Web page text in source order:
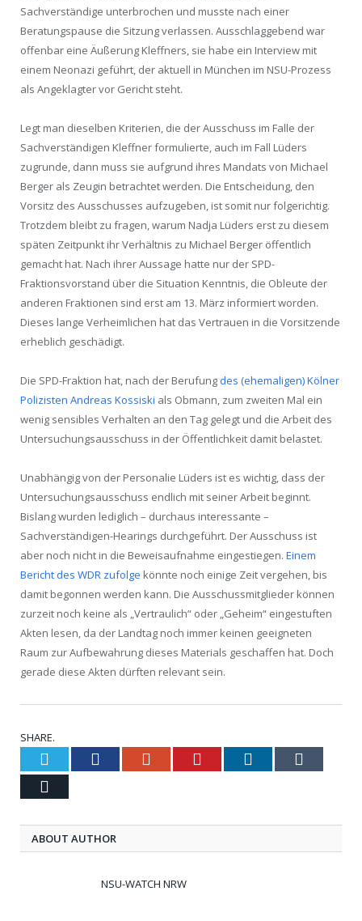
Sachverständige unterbrochen und musste nach einer
Beratungspause die Sitzung verlassen. Ausschlaggebend war
offenbar eine Äußerung Kleffners, sie habe ein Interview mit
einem Neonazi geführt, der aktuell in München im NSU-Prozess
als Angeklagter vor Gericht steht.
Legt man dieselben Kriterien, die der Ausschuss im Falle der
Sachverständigen Kleffner formulierte, auch im Fall Lüders
zugrunde, dann muss sie aufgrund ihres Mandats von Michael
Berger als Zeugin betrachtet werden. Die Entscheidung, den
Vorsitz des Ausschusses aufzugeben, ist somit nur folgerichtig.
Trotzdem bleibt zu fragen, warum Nadja Lüders erst zu diesem
späten Zeitpunkt ihr Verhältnis zu Michael Berger öffentlich
gemacht hat. Nach ihrer Aussage hatte nur der SPD-
Fraktionsvorstand über die Situation Kenntnis, die Obleute der
anderen Fraktionen sind erst am 13. März informiert worden.
Dieses lange Verheimlichen hat das Vertrauen in die Vorsitzende
erheblich geschädigt.
Die SPD-Fraktion hat, nach der Berufungdes (ehemaligen) Kölner
Polizisten Andreas Kossiski als Obmann, zum zweiten Mal ein
wenig sensibles Verhalten an den Tag gelegt und die Arbeit des
Untersuchungsausschuss in der Öffentlichkeit damit belastet.
Unabhängig von der Personalie Lüders ist es wichtig, dass der
Untersuchungsausschuss endlich mit seiner Arbeit beginnt.
Bislang wurden lediglich – durchaus interessante –
Sachverständigen-Hearings durchgeführt. Der Ausschuss ist
aber noch nicht in die Beweisaufnahme eingestiegen. Einem
Bericht des WDR zufolge könnte noch einige Zeit vergehen, bis
damit begonnen werden kann. Die Ausschussmitglieder können
zurzeit noch keine als „Vertraulich“ oder „Geheim“ eingestuften
Akten lesen, da der Landtag noch immer keinen geeigneten
Raum zur Aufbewahrung dieses Materials geschaffen hat. Doch
gerade diese Akten dürften relevant sein.
SHARE.
Twitter Facebook Google+ Pinterest LinkedIn
ABOUT AUTHOR
NSU-WATCH NRW